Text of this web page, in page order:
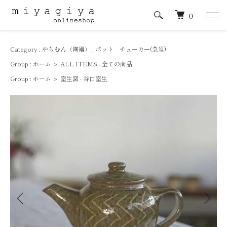
0
Category : やちむん（陶器）
ポット チューカー(急須)
Group : ホーム ＞ ALL ITEMS - 全ての商品
Group : ホーム ＞ 室生窯 - 谷口室生